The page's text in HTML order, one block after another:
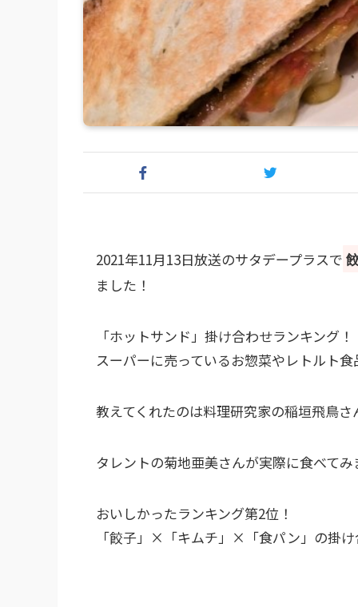
2021年11月13日放送のサタデープラスで
ました！
「ホットサンド」掛け合わせランキング！
スーパーに売っているお惣菜やレトルト
教えてくれたのは料理研究家の稲垣飛鳥さ
タレントの菊地亜美さんが実際に食べて
おいしかったランキング第2位！
「餃子」×「キムチ」×「食パン」の掛け